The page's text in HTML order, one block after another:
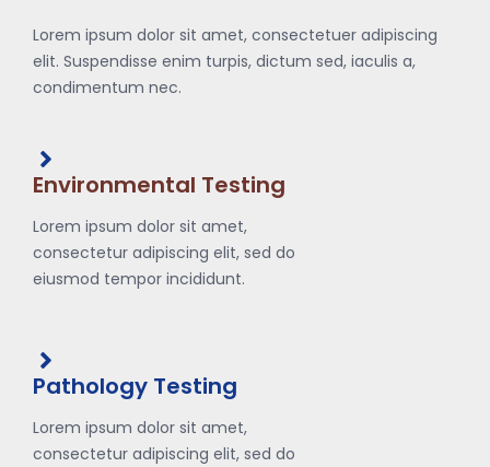
Lorem ipsum dolor sit amet, consectetuer adipiscing
elit. Suspendisse enim turpis, dictum sed, iaculis a,
condimentum nec.
Environmental Testing
Lorem ipsum dolor sit amet,
consectetur adipiscing elit, sed do
eiusmod tempor incididunt.
Pathology Testing
Lorem ipsum dolor sit amet,
consectetur adipiscing elit, sed do